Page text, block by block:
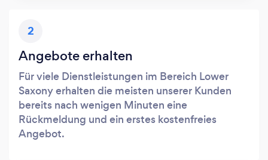
2
Angebote erhalten
Für viele Dienstleistungen im Bereich Lower
Saxony erhalten die meisten unserer Kunden
bereits nach wenigen Minuten eine
Rückmeldung und ein erstes kostenfreies
Angebot.